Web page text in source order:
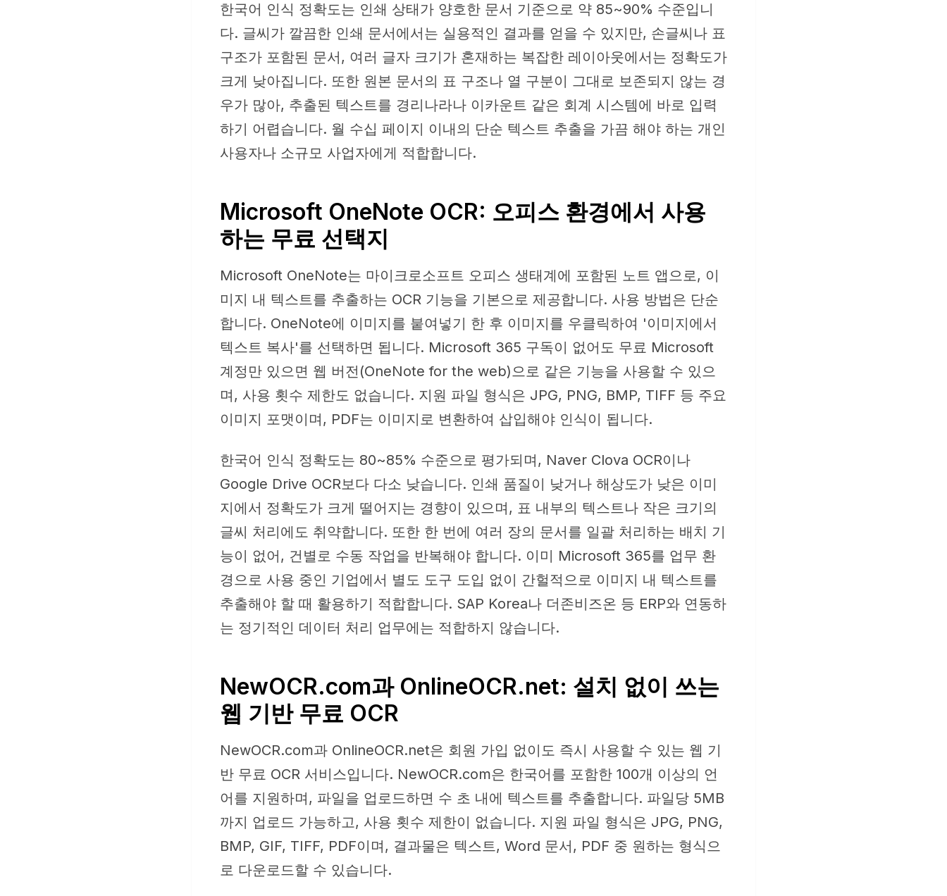
한국어 인식 정확도는 인쇄 상태가 양호한 문서 기준으로 약 85~90% 수준입니
다. 글씨가 깔끔한 인쇄 문서에서는 실용적인 결과를 얻을 수 있지만, 손글씨나 표
구조가 포함된 문서, 여러 글자 크기가 혼재하는 복잡한 레이아웃에서는 정확도가
크게 낮아집니다. 또한 원본 문서의 표 구조나 열 구분이 그대로 보존되지 않는 경
우가 많아, 추출된 텍스트를 경리나라나 이카운트 같은 회계 시스템에 바로 입력
하기 어렵습니다. 월 수십 페이지 이내의 단순 텍스트 추출을 가끔 해야 하는 개인
사용자나 소규모 사업자에게 적합합니다.
Microsoft OneNote OCR: 오피스 환경에서 사용
하는 무료 선택지
Microsoft OneNote는 마이크로소프트 오피스 생태계에 포함된 노트 앱으로, 이
미지 내 텍스트를 추출하는 OCR 기능을 기본으로 제공합니다. 사용 방법은 단순
합니다. OneNote에 이미지를 붙여넣기 한 후 이미지를 우클릭하여 '이미지에서
텍스트 복사'를 선택하면 됩니다. Microsoft 365 구독이 없어도 무료 Microsoft
계정만 있으면 웹 버전(OneNote for the web)으로 같은 기능을 사용할 수 있으
며, 사용 횟수 제한도 없습니다. 지원 파일 형식은 JPG, PNG, BMP, TIFF 등 주요
이미지 포맷이며, PDF는 이미지로 변환하여 삽입해야 인식이 됩니다.
한국어 인식 정확도는 80~85% 수준으로 평가되며, Naver Clova OCR이나
Google Drive OCR보다 다소 낮습니다. 인쇄 품질이 낮거나 해상도가 낮은 이미
지에서 정확도가 크게 떨어지는 경향이 있으며, 표 내부의 텍스트나 작은 크기의
글씨 처리에도 취약합니다. 또한 한 번에 여러 장의 문서를 일괄 처리하는 배치 기
능이 없어, 건별로 수동 작업을 반복해야 합니다. 이미 Microsoft 365를 업무 환
경으로 사용 중인 기업에서 별도 도구 도입 없이 간헐적으로 이미지 내 텍스트를
추출해야 할 때 활용하기 적합합니다. SAP Korea나 더존비즈온 등 ERP와 연동하
는 정기적인 데이터 처리 업무에는 적합하지 않습니다.
NewOCR.com과 OnlineOCR.net: 설치 없이 쓰는
웹 기반 무료 OCR
NewOCR.com과 OnlineOCR.net은 회원 가입 없이도 즉시 사용할 수 있는 웹 기
반 무료 OCR 서비스입니다. NewOCR.com은 한국어를 포함한 100개 이상의 언
어를 지원하며, 파일을 업로드하면 수 초 내에 텍스트를 추출합니다. 파일당 5MB
까지 업로드 가능하고, 사용 횟수 제한이 없습니다. 지원 파일 형식은 JPG, PNG,
BMP, GIF, TIFF, PDF이며, 결과물은 텍스트, Word 문서, PDF 중 원하는 형식으
로 다운로드할 수 있습니다.